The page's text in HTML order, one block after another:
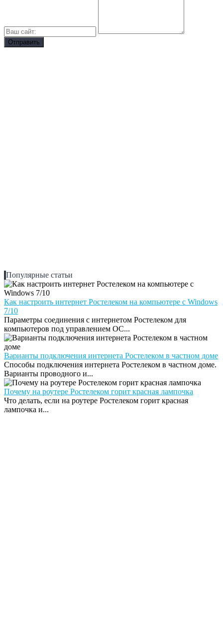
Популярные статьи
Как настроить интернет Ростелеком на компьютере с Windows
7/10
Параметры соединения с интернетом Ростелеком для
компьютеров под управлением ОС...
Варианты подключения интернета Ростелеком в частном доме
Способы подключения интернета Ростелеком в частном доме.
Варианты проводного и...
Почему на роутере Ростелеком горит красная лампочка
Что делать, если на роутере Ростелеком горит красная
лампочка и...